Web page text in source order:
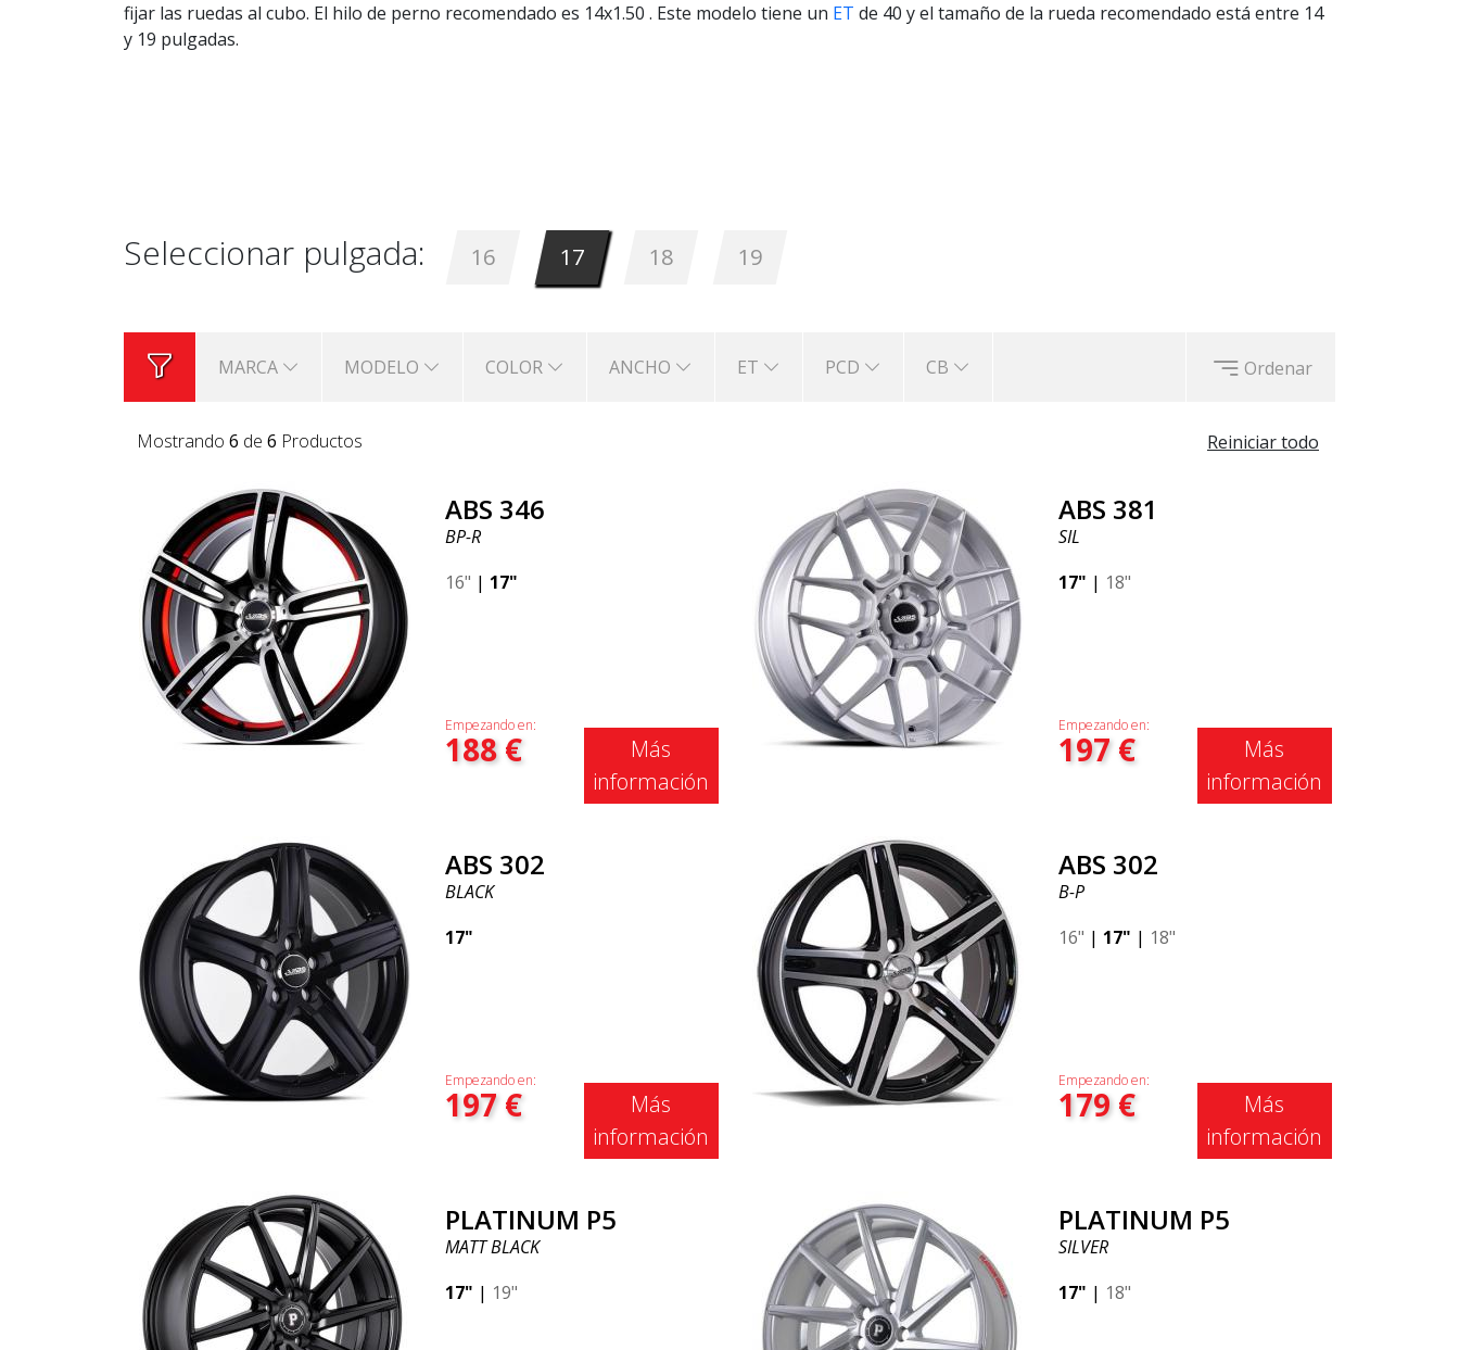
fijar las ruedas al cubo. El hilo de perno recomendado es 14x1.50 . Este modelo tiene un ET de 40 y el tamaño de la rueda recomendado está entre 14
y 19 pulgadas.
Seleccionar pulgada: 16 17 18 19
MARCA MODELO COLOR ANCHO ET PCD CB Ordenar
Reiniciar todo
Mostrando 6 de 6 Productos
ABS 346
BP-R
16" | 17"
Empezando en:
188€
Más
información
ABS 381
SIL
17" | 18"
Empezando en:
197€
Más
información
ABS 302
BLACK
17"
Empezando en:
197€
Más
información
ABS 302
B-P
16" | 17" | 18"
Empezando en:
179€
Más
información
PLATINUM P5
MATT BLACK
17" | 19"
PLATINUM P5
SILVER
17" | 18"